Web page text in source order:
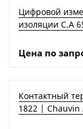
Цифровой
изоляции C.A
Цена по
Контактный
1822 | Chauvin